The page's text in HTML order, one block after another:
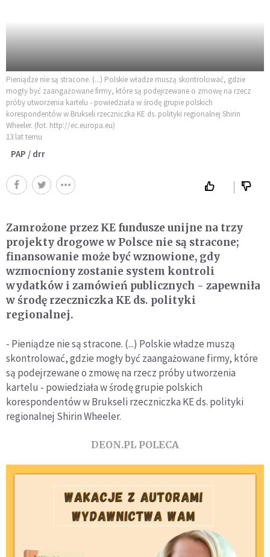
Pieniądze nie są stracone. (...) Polskie władze muszą skontrolować, gdzie
mogły być zaangażowane firmy, które są podejrzewane o zmowę na rzecz
próby utworzenia kartelu - powiedziała w środę grupie polskich
korespondentów w Brukseli rzeczniczka KE ds. polityki regionalnej Shirin
Wheeler. (fot. http://ec.europa.eu)
13 lat temu
PAP / drr
Zamrożone przez KE fundusze unijne na trzy
projekty drogowe w Polsce nie są stracone;
finansowanie może być wznowione, gdy
wzmocniony zostanie system kontroli
wydatków i zamówień publicznych - zapewniła
w środę rzeczniczka KE ds. polityki
regionalnej.
- Pieniądze nie są stracone. (...) Polskie władze muszą
skontrolować, gdzie mogły być zaangażowane firmy, które
są podejrzewane o zmowę na rzecz próby utworzenia
kartelu - powiedziała w środę grupie polskich
korespondentów w Brukseli rzeczniczka KE ds. polityki
regionalnej Shirin Wheeler.
DEON.PL POLECA